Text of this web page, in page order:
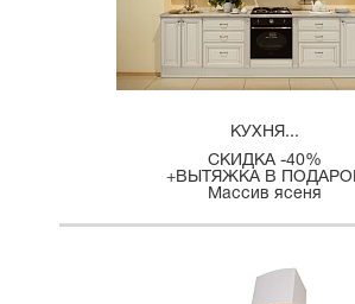
КУХНЯ...
СКИДКА -40%
+ВЫТЯЖКА В
Массив ясеня